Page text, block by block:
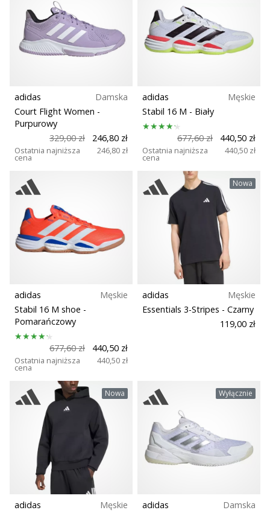
Pokaż
wszystkie
Szerokość buta
Sport
Technologia
Nawierzchnia
Trail
Typ biegu
Rodzaje butów
Masa (g)
adidas
Damska
Court Flight Women -
Purpurowy
329,00 zł
246,80 zł
Ostatnia najniższa
cena
246,80 zł
adidas
Męskie
Stabil 16 M - Biały
677,60 zł 440,50 zł
Ostatnia najniższa
cena
440,50 zł
adidas
Męskie
Stabil 16 M shoe -
Pomarańczowy
677,60 zł 440,50 zł
Ostatnia najniższa
cena
440,50 zł
Nowa
adidas
Męskie
Essentials 3-Stripes - Czarny
119,00 zł
Nowa
adidas
Męskie
Wyłącznie
adidas
Damska